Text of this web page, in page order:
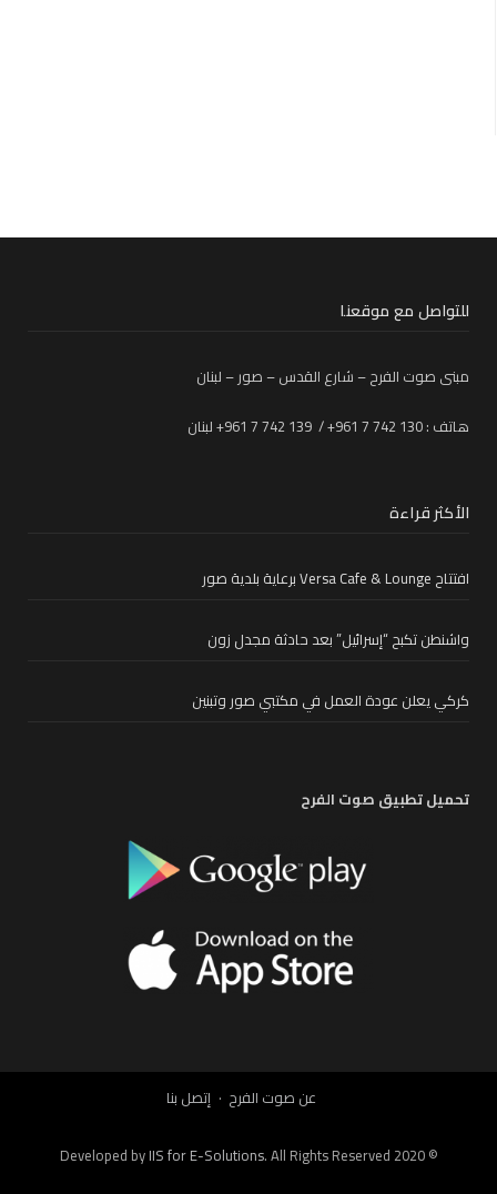
للتواصل مع موقعنا
مبنى صوت الفرح – شارع القدس – صور – لبنان
هاتف : 130 742 7 961+ / 139 742 7 961+ لبنان
الأكثر قراءة
افتتاح Versa Cafe & Lounge برعاية بلدية صور
واشنطن تكبح “إسرائيل” بعد حادثة مجدل زون
كركي يعلن عودة العمل في مكتبي صور وتبنين
تحميل تطبيق صوت الفرح
عن صوت الفرح إتصل بنا
© Developed by
IIS for E-Solutions. All Rights Reserved 2020